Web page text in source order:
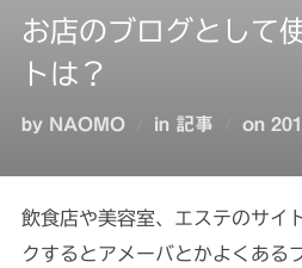
お店のブログとして
トは？
by NAOMO in 記事 on 投
飲食店や美容室、エステのサイ
クするとアメーバとかよくある